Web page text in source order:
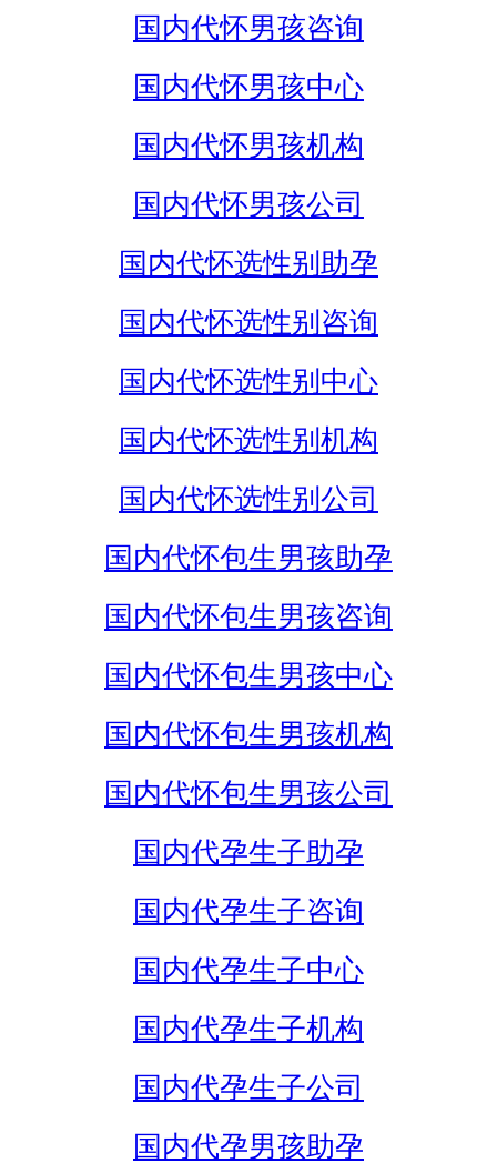
国内代怀男孩咨询
国内代怀男孩中心
国内代怀男孩机构
国内代怀男孩公司
国内代怀选性别助孕
国内代怀选性别咨询
国内代怀选性别中心
国内代怀选性别机构
国内代怀选性别公司
国内代怀包生男孩助孕
国内代怀包生男孩咨询
国内代怀包生男孩中心
国内代怀包生男孩机构
国内代怀包生男孩公司
国内代孕生子助孕
国内代孕生子咨询
国内代孕生子中心
国内代孕生子机构
国内代孕生子公司
国内代孕男孩助孕